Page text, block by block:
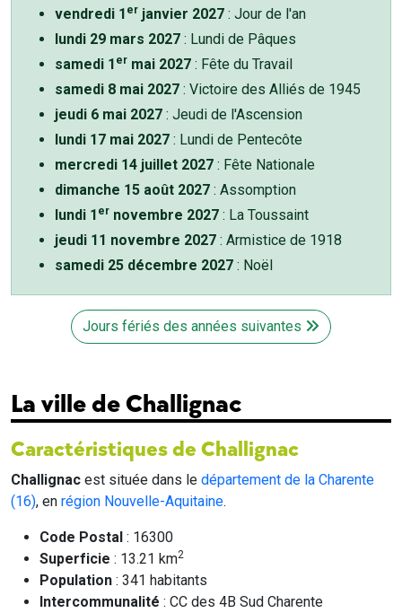
vendredi 1 er janvier 2027 : Jour de l'an
lundi 29 mars 2027 : Lundi de Pâques
samedi 1 er mai 2027 : Fête du Travail
samedi 8 mai 2027 : Victoire des Alliés de 1945
jeudi 6 mai 2027 : Jeudi de l'Ascension
lundi 17 mai 2027 : Lundi de Pentecôte
mercredi 14 juillet 2027 : Fête Nationale
dimanche 15 août 2027 : Assomption
lundi 1 er novembre 2027 : La Toussaint
jeudi 11 novembre 2027 : Armistice de 1918
samedi 25 décembre 2027 : Noël
Jours fériés des années suivantes
La ville de Challignac
Caractéristiques de Challignac
Challignac est située dans le département de la Charente
(16), en région Nouvelle-Aquitaine.
Code Postal : 16300
Superficie : 13.21 km2
Population : 341 habitants
Intercommunalité : CC des 4B Sud Charente